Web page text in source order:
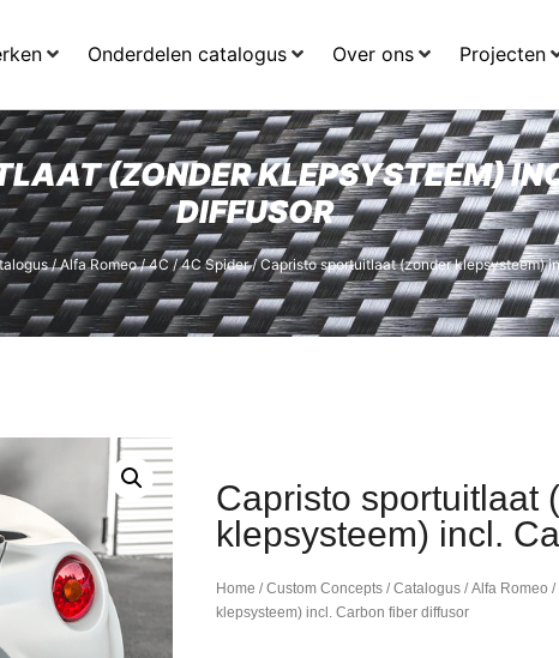
Onderdelen catalogus Over ons Projecten
(ZONDER KLEPSYSTEEM)
DIFFUSOR
/Alfa Romeo/4C / 4C Spider/ Capristo sportuitlaat (zonder klepsysteem)
Capristo sportuitlaat
klepsysteem) incl.
Home /Custom Concepts /Catalogus /Alfa Romeo /
klepsysteem) incl. Carbon fiber diffusor